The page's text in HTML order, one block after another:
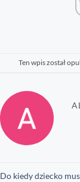
Ten wpis został
Do kiedy dziecko